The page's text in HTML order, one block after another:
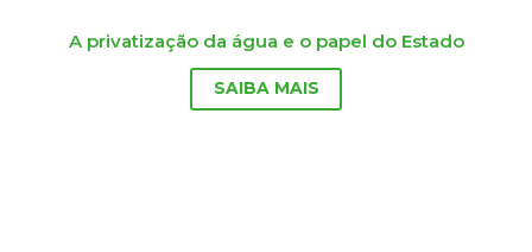
A privatização da água e o papel do Estado
SAIBA MAIS